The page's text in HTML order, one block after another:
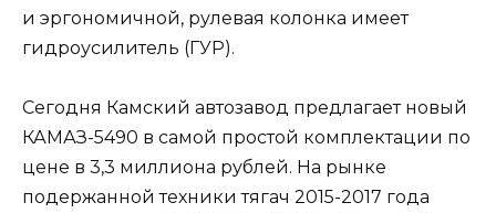
и эргономичной, рулевая колонка имеет
гидроусилитель (ГУР).
Сегодня Камский автозавод предлагает новый
КАМАЗ-5490 в самой простой комплектации по
цене в 3,3 миллиона рублей. На рынке
подержанной техники тягач 2015-2017 года